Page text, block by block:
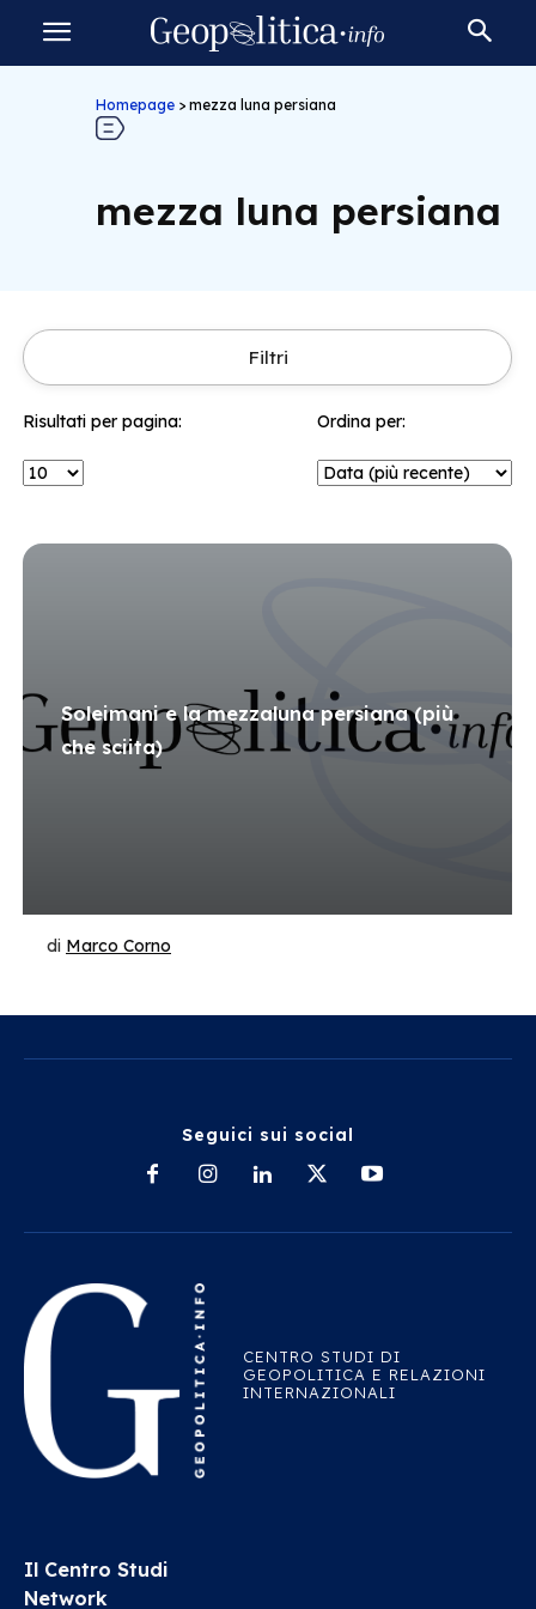
Homepage > mezza luna persiana
mezza luna persiana
Filtri
Risultati per pagina: Ordina per:
Soleimani e la mezzaluna persiana (più
che sciita)
di Marco Corno
Seguici sui social
CENTRO STUDI DI
GEOPOLITICA E RELAZIONI
INTERNAZIONALI
Il Centro Studi
Network